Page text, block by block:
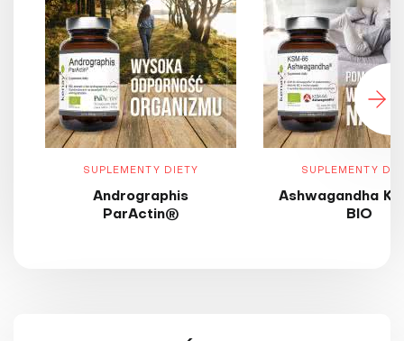
SUPLEMENTY DIETY
Andrographis
ParActin®
SUPLEMENTY
Ashwagandha
BIO